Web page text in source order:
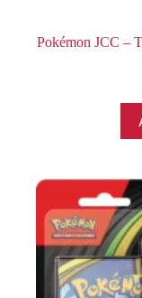
Pokémon JCC –